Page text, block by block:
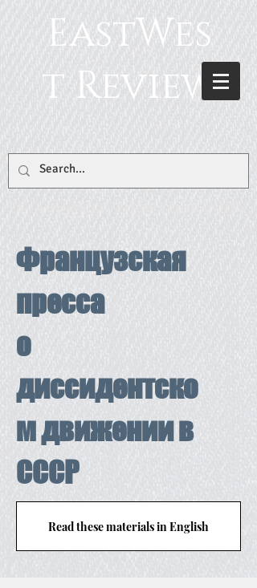
EastWes
t Review
Французская
пресса
о
диссидентско
м движении в
СССР
Read these materials in English